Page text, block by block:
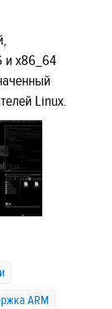
и x86_64
Linux.
ARM